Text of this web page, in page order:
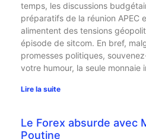
temps, les discussions
préparatifs de la réunion APEC
alimentent des tensions
épisode de sitcom. En bref,
promesses politiques,
votre humour, la seule monnaie
Lire la suite
Le Forex absurde avec
Poutine